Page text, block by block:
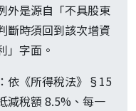
外是源自「不具股東
斷時須回到該次增資
」字面。
依《所得稅法》§15
減稅額 8.5%、每一